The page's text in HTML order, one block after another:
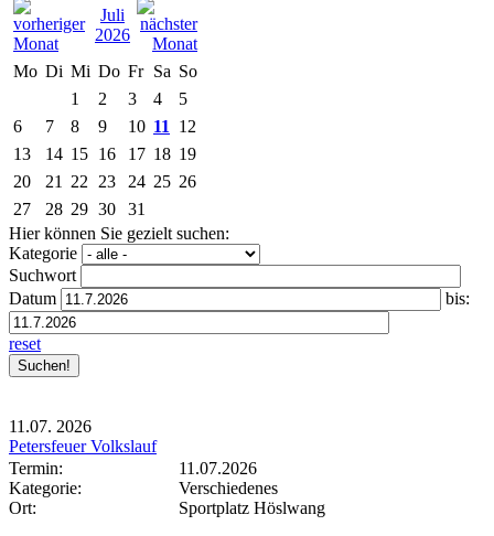
Juli
2026
Mo Di Mi Do Fr Sa So
1
2 3 4
5
6
7 8 9 10 11
12
13
14 15 16 17 18 19
20
21 22 23 24 25 26
27
28 29 30
31
Hier können Sie gezielt suchen:
Kategorie
Suchwort
Datum
bis:
reset
11.07. 2026
Petersfeuer Volkslauf
Termin:
11.07.2026
Kategorie:
Verschiedenes
Ort:
Sportplatz Höslwang